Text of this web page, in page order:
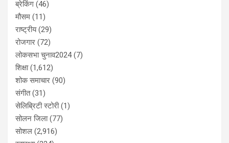
ब्रेकिंग (46)
मौसम (11)
राष्ट्रीय(29)
रोजगार (72)
लोकसभा चुनाव2024(7)
शिक्षा(1,612)
शोक समाचार (90)
संगीत(31)
सेलिब्रिटी स्टोरी(1)
सोलन जिला(77)
सोशल (2,916)